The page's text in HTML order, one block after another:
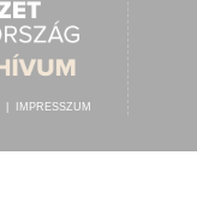
IMPRESSZUM